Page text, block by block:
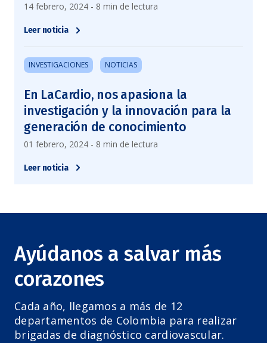
14 febrero, 2024 - 8 min de lectura
Leer noticia
INVESTIGACIONES NOTICIAS
En LaCardio, nos apasiona la
investigación y la innovación para la
generación de conocimiento
01 febrero, 2024 - 8 min de lectura
Leer noticia
Ayúdanos a salvar más
corazones
Cada año, llegamos a más de 12
departamentos de Colombia para realizar
brigadas de diagnóstico cardiovascular.